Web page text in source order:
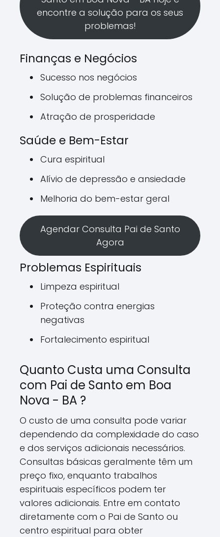
encontre a solução para os seus
problemas!
Finanças e Negócios
Sucesso nos negócios
Solução de problemas financeiros
Atração de prosperidade
Saúde e Bem-Estar
Cura espiritual
Alívio de depressão e ansiedade
Melhoria do bem-estar geral
Agendar Consulta Pai de Santo
Agora
Problemas Espirituais
Limpeza espiritual
Proteção contra energias
negativas
Fortalecimento espiritual
Quanto Custa uma Consulta
com Pai de Santo em Boa
Nova - BA ?
O custo de uma consulta pode variar
dependendo da complexidade do caso
e dos serviços adicionais necessários.
Consultas básicas geralmente têm um
preço fixo, enquanto trabalhos
espirituais específicos podem ter
valores adicionais. Entre em contato
diretamente com o Pai de Santo ou
centro espiritual para obter